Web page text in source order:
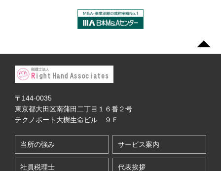
〒144-0035
東京都大田区南蒲田二丁目１６番２号
テクノポート大樹生命ビル ９Ｆ
当所の強み サービス案内
社員税理士 代表挨拶